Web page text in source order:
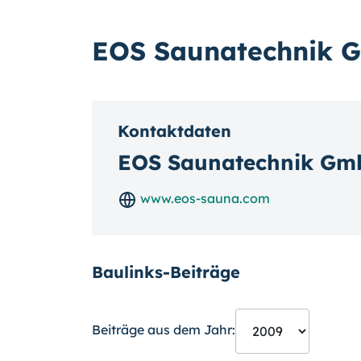
EOS Saunatechnik
Kontaktdaten
EOS Saunatechnik
www.eos-sauna.com
Baulinks-Beiträge
Beiträge aus dem Jahr: